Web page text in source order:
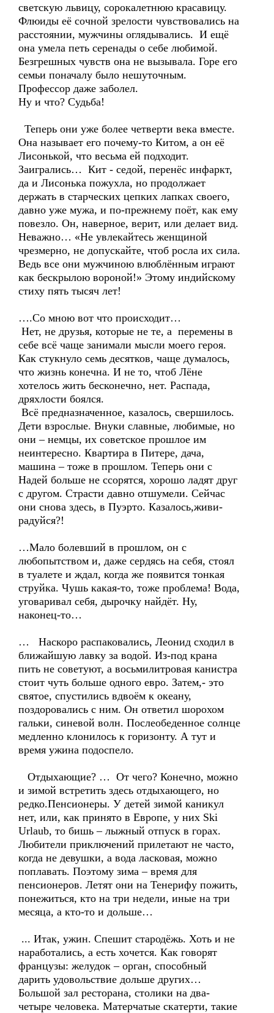
светскую львицу, сорокалетнюю красавицу.
Флюиды её сочной зрелости чувствовались на
расстоянии, мужчины оглядывались. И ещё
она умела петь серенады о себе любимой.
Безгрешных чувств она не вызывала. Горе его
семьи поначалу было нешуточным.
Профессор даже заболел.
Ну и что? Судьба!
Теперь они уже более четверти века вместе.
Она называет его почему-то Китом, а он её
Лисонькой, что весьма ей подходит.
Заигрались… Кит - седой, перенёс инфаркт,
да и Лисонька пожухла, но продолжает
держать в старческих цепких лапках своего,
давно уже мужа, и по-прежнему поёт, как ему
повезло. Он, наверное, верит, или делает вид.
Неважно… «Не увлекайтесь женщиной
чрезмерно, не допускайте, чтоб росла их сила.
Ведь все они мужчиною влюблённым играют
как бескрылою вороной!» Этому индийскому
стиху пять тысяч лет!
….Со мною вот что происходит…
Нет, не друзья, которые не те, а перемены в
себе всё чаще занимали мысли моего героя.
Как стукнуло семь десятков, чаще думалось,
что жизнь конечна. И не то, чтоб Лёне
хотелось жить бесконечно, нет. Распада,
дряхлости боялся.
Всё предназначенное, казалось, свершилось.
Дети взрослые. Внуки славные, любимые, но
они – немцы, их советское прошлое им
неинтересно. Квартира в Питере, дача,
машина – тоже в прошлом. Теперь они с
Надей больше не ссорятся, хорошо ладят друг
с другом. Страсти давно отшумели. Сейчас
они снова здесь, в Пуэрто. Казалось,живи-
радуйся?!
…Мало болевший в прошлом, он с
любопытством и, даже сердясь на себя, стоял
в туалете и ждал, когда же появится тонкая
струйка. Чушь какая-то, тоже проблема! Вода,
уговаривал себя, дырочку найдёт. Ну,
наконец-то…
… Наскоро распаковались, Леонид сходил в
ближайшую лавку за водой. Из-под крана
пить не советуют, а восьмилитровая канистра
стоит чуть больше одного евро. Затем,- это
святое, спустились вдвоём к океану,
поздоровались с ним. Он ответил шорохом
гальки, синевой волн. Послеобеденное солнце
медленно клонилось к горизонту. А тут и
время ужина подоспело.
Отдыхающие? … От чего? Конечно, можно
и зимой встретить здесь отдыхающего, но
редко.Пенсионеры. У детей зимой каникул
нет, или, как принято в Европе, у них Ski
Urlaub, то бишь – лыжный отпуск в горах.
Любители приключений прилетают не часто,
когда не девушки, а вода ласковая, можно
поплавать. Поэтому зима – время для
пенсионеров. Летят они на Тенерифу пожить,
понежиться, кто на три недели, иные на три
месяца, а кто-то и дольше…
... Итак, ужин. Спешит стародёжь. Хоть и не
наработались, а есть хочется. Как говорят
французы: желудок – орган, способный
дарить удовольствие дольше других…
Большой зал ресторана, столики на два-
четыре человека. Матерчатые скатерти, такие